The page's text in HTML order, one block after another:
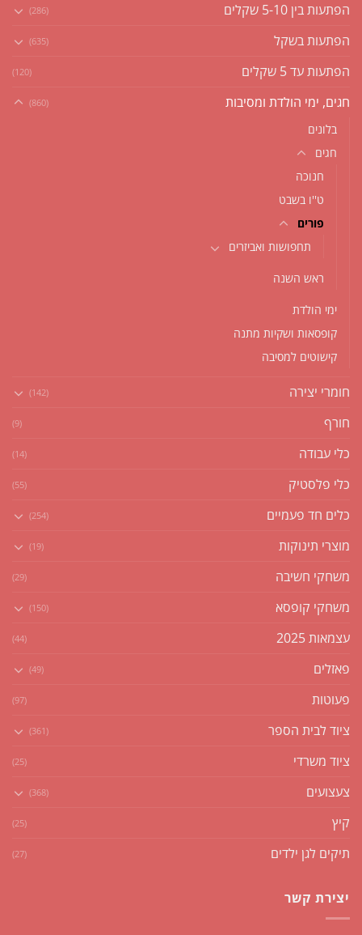
הפתעות בין 5-10 שקלים (286)
הפתעות בשקל (635)
הפתעות עד 5 שקלים (120)
חגים, ימי הולדת ומסיבות (860)
בלונים
חגים
חנוכה
ט''ו בשבט
פורים
תחפושות ואביזרים
ראש השנה
ימי הולדת
קופסאות ושקיות מתנה
קישוטים למסיבה
חומרי יצירה (142)
חורף (9)
כלי עבודה (14)
כלי פלסטיק (55)
כלים חד פעמיים (254)
מוצרי תינוקות (19)
משחקי חשיבה (29)
משחקי קופסא (150)
עצמאות 2025 (44)
פאזלים (49)
פעוטות (97)
ציוד לבית הספר (361)
ציוד משרדי (25)
צעצועים (368)
קיץ (25)
תיקים לגן ילדים (27)
יצירת קשר